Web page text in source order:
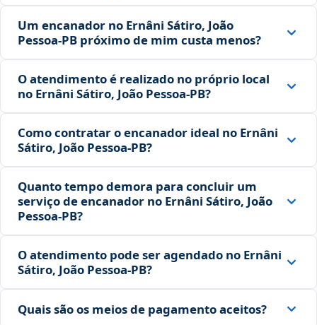
Um encanador no Ernâni Sátiro, João
Pessoa‑PB próximo de mim custa menos?
O atendimento é realizado no próprio local
no Ernâni Sátiro, João Pessoa‑PB?
Como contratar o encanador ideal no Ernâni
Sátiro, João Pessoa‑PB?
Quanto tempo demora para concluir um
serviço de encanador no Ernâni Sátiro, João
Pessoa‑PB?
O atendimento pode ser agendado no Ernâni
Sátiro, João Pessoa‑PB?
Quais são os meios de pagamento aceitos?